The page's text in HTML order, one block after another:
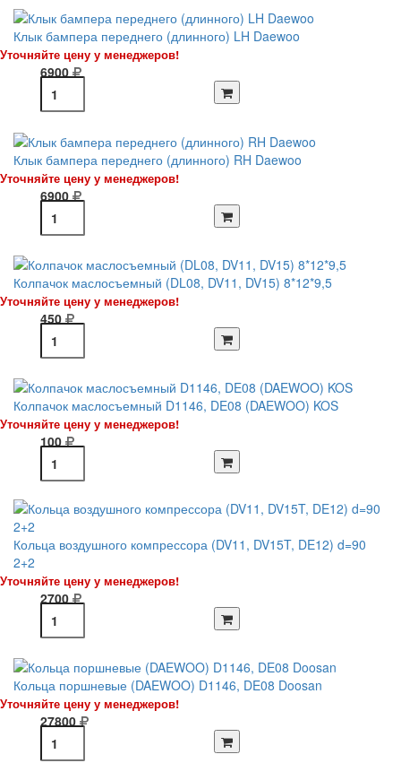
Клык бампера переднего (длинного) LH Daewoo
Уточняйте цену у менеджеров!
6900
Клык бампера переднего (длинного) RH Daewoo
Уточняйте цену у менеджеров!
6900
Колпачок маслосъемный (DL08, DV11, DV15) 8*12*9,5
Уточняйте цену у менеджеров!
450
Колпачок маслосъемный D1146, DE08 (DAEWOO) KOS
Уточняйте цену у менеджеров!
100
Кольца воздушного компрессора (DV11, DV15T, DE12) d=90
2+2
Уточняйте цену у менеджеров!
2700
Кольца поршневые (DAEWOO) D1146, DE08 Doosan
Уточняйте цену у менеджеров!
27800